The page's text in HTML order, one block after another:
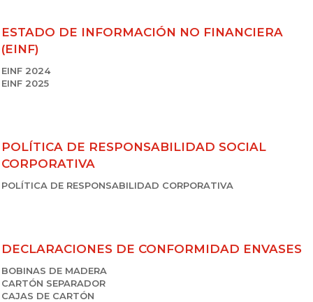
ESTADO DE INFORMACIÓN NO FINANCIERA
(EINF)
EINF 2024
EINF 2025
POLÍTICA DE RESPONSABILIDAD SOCIAL
CORPORATIVA
POLÍTICA DE RESPONSABILIDAD CORPORATIVA
DECLARACIONES DE CONFORMIDAD ENVASES
BOBINAS DE MADERA
CARTÓN SEPARADOR
CAJAS DE CARTÓN